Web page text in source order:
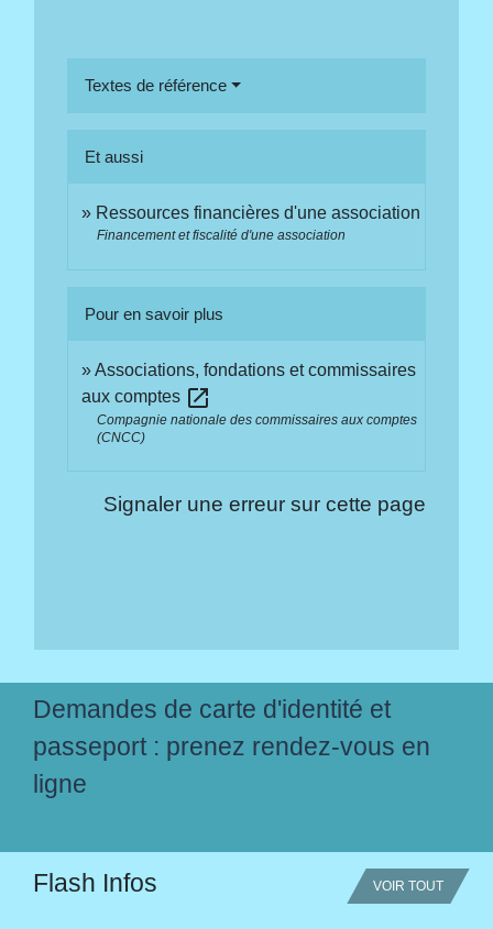
Textes de référence
Et aussi
Ressources financières d'une association
Financement et fiscalité d'une association
Pour en savoir plus
Associations, fondations et commissaires
aux comptes open_in_new
Compagnie nationale des commissaires aux comptes
(CNCC)
Signaler une erreur sur cette page
Demandes de carte d'identité et
passeport : prenez rendez-vous en
ligne
Flash Infos VOIR TOUT